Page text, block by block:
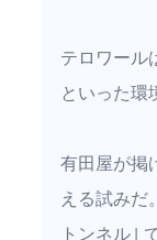
テロワール
といった環
有田屋が掲
える試みだ
トンネル｣